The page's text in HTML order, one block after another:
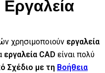
χρησιμοποιούν εργαλεία
εργαλεία CAD είναι πολύ
Σχέδιο με τη Βοήθεια